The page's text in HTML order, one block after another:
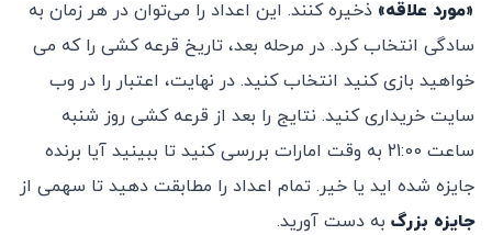
«مورد علاقه» ذخیره کنند. این اعداد را می‌توان در هر زمان به
سادگی انتخاب کرد. در مرحله بعد، تاریخ قرعه کشی را که می
خواهید بازی کنید انتخاب کنید. در نهایت، اعتبار را در وب
سایت خریداری کنید. نتایج را بعد از قرعه کشی روز شنبه
ساعت 21:00 به وقت امارات بررسی کنید تا ببینید آیا برنده
جایزه شده اید یا خیر. تمام اعداد را مطابقت دهید تا سهمی از
جایزه بزرگ به دست آورید.